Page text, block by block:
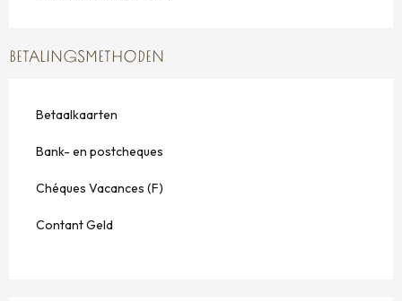
BETALINGSMETHODEN
Betaalkaarten
Bank- en postcheques
Chéques Vacances (F)
Contant Geld